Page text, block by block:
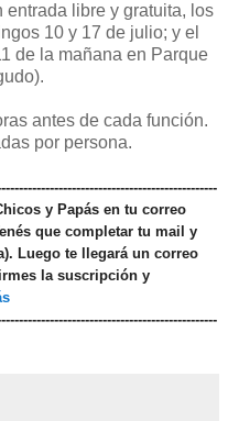
libre y gratuita, los
10 y 17 de julio; y el
de la mañana en Parque
antes de cada función.
por persona.
y Papás en tu correo
que completar tu mail y
Luego te llegará un correo
la suscripción y